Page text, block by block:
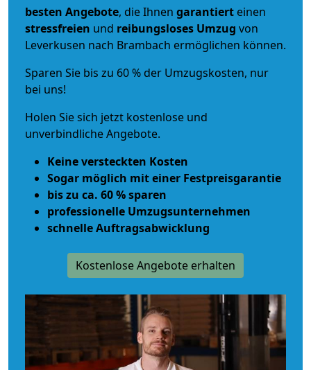
besten Angebote, die Ihnen garantiert einen
stressfreien und reibungsloses Umzug von
Leverkusen nach Brambach ermöglichen können.
Sparen Sie bis zu 60 % der Umzugskosten, nur
bei uns!
Holen Sie sich jetzt kostenlose und
unverbindliche Angebote.
Keine versteckten Kosten
Sogar möglich mit einer Festpreisgarantie
bis zu ca. 60 % sparen
professionelle Umzugsunternehmen
schnelle Auftragsabwicklung
Kostenlose Angebote erhalten